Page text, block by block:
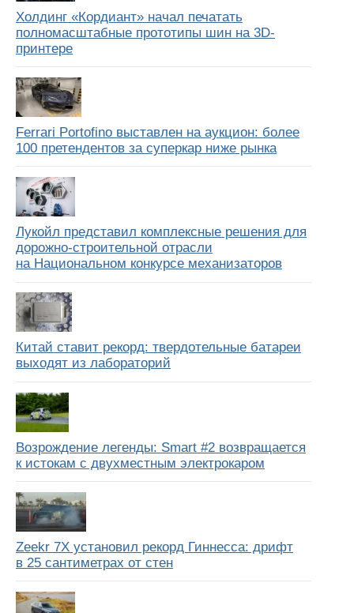
Холдинг «Кордиант» начал печатать
полномасштабные прототипы шин на 3D-
принтере
Ferrari Portofino выставлен на аукцион: более
100 претендентов за суперкар ниже рынка
Лукойл представил комплексные решения для
дорожно-строительной отрасли
на Национальном конкурсе механизаторов
Китай ставит рекорд: твердотельные батареи
выходят из лабораторий
Возрождение легенды: Smart #2 возвращается
к истокам с двухместным электрокаром
Zeekr 7X установил рекорд Гиннесса: дрифт
в 25 сантиметрах от стен